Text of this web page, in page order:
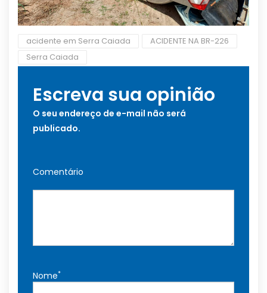
acidente em Serra Caiada
ACIDENTE NA BR-226
Serra Caiada
Escreva sua opinião
O seu endereço de e-mail não será
publicado.
Comentário
Nome*